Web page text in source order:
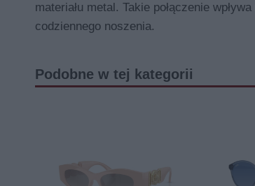
materiału metal. Takie połączenie
codziennego noszenia.
Podobne w tej kategorii